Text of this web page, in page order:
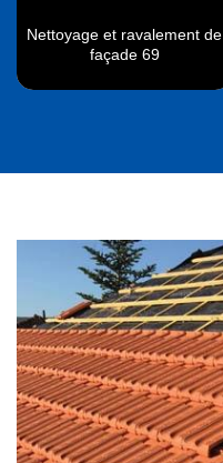
Nettoyage et ravalement de
façade 69